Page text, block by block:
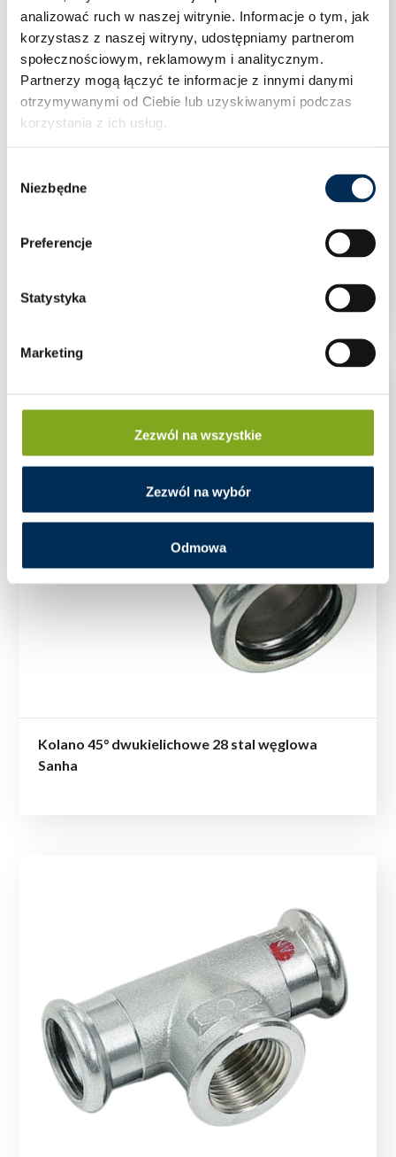
analizować ruch w naszej witrynie. Informacje o tym, jak
korzystasz z naszej witryny, udostępniamy partnerom
społecznościowym, reklamowym i analitycznym.
Partnerzy mogą łączyć te informacje z innymi danymi
otrzymywanymi od Ciebie lub uzyskiwanymi podczas
korzystania z ich usług.
zgody
Niezbędne
Preferencje
Statystyka
Marketing
Zezwól na wszystkie
Zezwól na wybór
Odmowa
Kolano 45° dwukielichowe 28 stal węglowa
Sanha